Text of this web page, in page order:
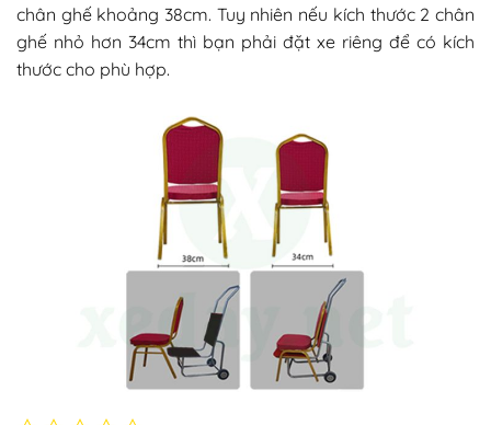
chân ghế khoảng 38cm. Tuy nhiên nếu kích thước 2 chân
ghế nhỏ hơn 34cm thì bạn phải đặt xe riêng để có kích
thước cho phù hợp.